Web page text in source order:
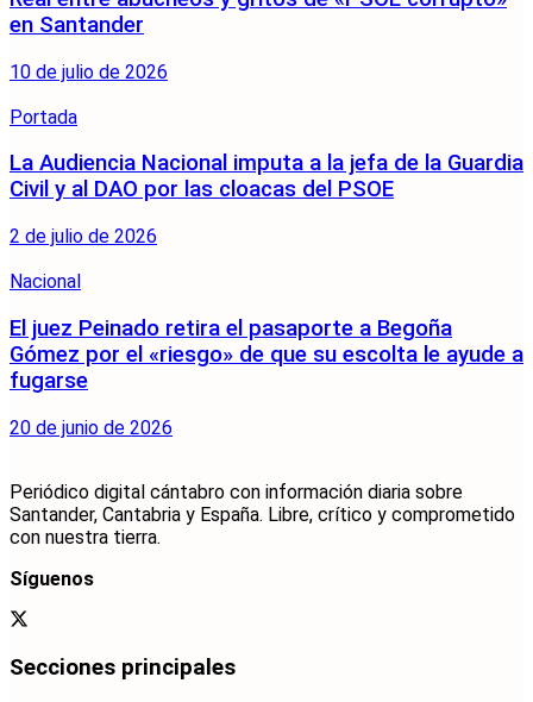
en Santander
10 de julio de 2026
Portada
La Audiencia Nacional imputa a la jefa de la Guardia
Civil y al DAO por las cloacas del PSOE
2 de julio de 2026
Nacional
El juez Peinado retira el pasaporte a Begoña
Gómez por el «riesgo» de que su escolta le ayude a
fugarse
20 de junio de 2026
Periódico digital cántabro con información diaria sobre
Santander, Cantabria y España. Libre, crítico y comprometido
con nuestra tierra.
Síguenos
Secciones principales